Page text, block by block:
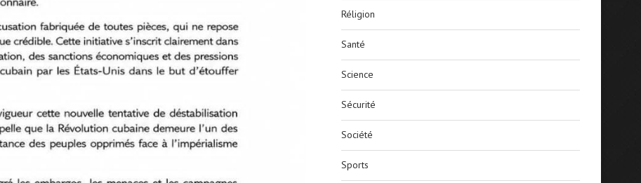
Réligion
Santé
Science
Sécurité
Société
Sports